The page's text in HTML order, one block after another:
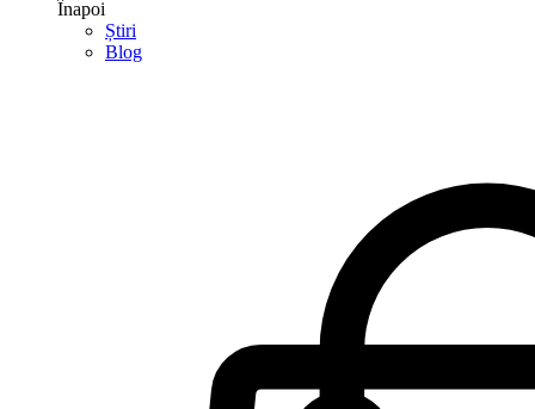
Înapoi
Știri
Blog